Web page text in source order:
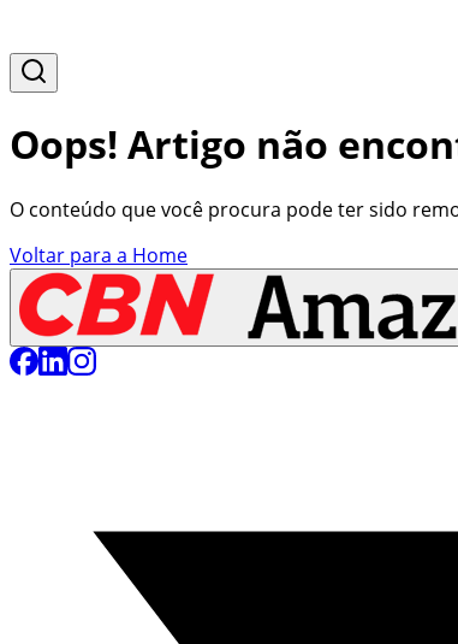
Oops! Artigo não
O conteúdo que você procura pode ter sido
Voltar para a Home